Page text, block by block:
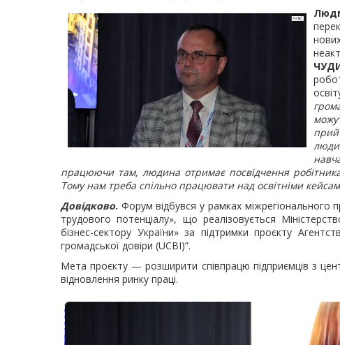
працюючи там, людина отримає посвідчення
Тому нам треба спільно працювати над освітніми
Довідково. Форум відбувся у рамках
трудового потенціалу», що реалізовується
бізнес-сектору України» за підтримки проєкту
громадської довіри (UCBI)”.
Мета проєкту — розширити співпрацю підприємців з
відновлення ринку праці.